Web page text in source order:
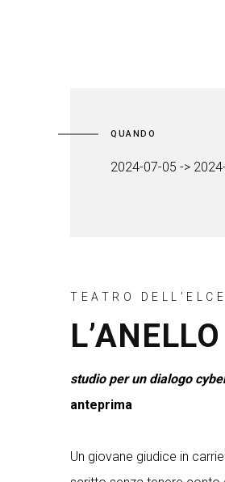
QUANDO
2024-07-05 ->
TEATRO DELL’ELCE
studio per un dialogo
anteprima
Un giovane giudice in